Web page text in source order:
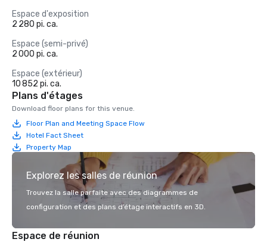
Espace d'exposition
2 280 pi. ca.
Espace (semi-privé)
2 000 pi. ca.
Espace (extérieur)
10 852 pi. ca.
Plans d'étages
Download floor plans for this venue.
Floor Plan and Meeting Space Flow
Hotel Fact Sheet
Property Map
Explorez les salles de réunion
Trouvez la salle parfaite avec des diagrammes de
configuration et des plans d’étage interactifs en 3D.
Espace de réunion